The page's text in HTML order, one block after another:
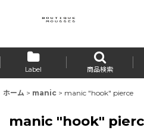
Label 商品検索
ホーム > manic > manic "hook" pierce
manic "hook"